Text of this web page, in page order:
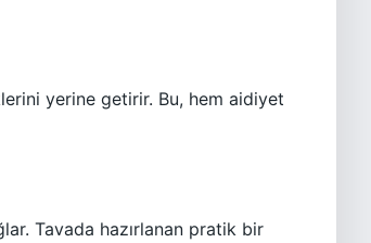
yerine getirir. Bu, hem aidiyet
Tavada hazırlanan pratik bir